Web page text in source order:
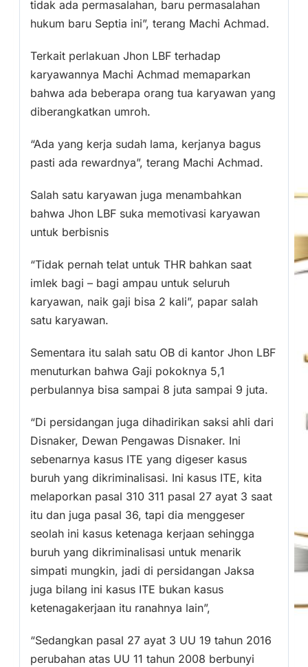
tidak ada permasalahan, baru permasalahan
hukum baru Septia ini”, terang Machi Achmad.
Terkait perlakuan Jhon LBF terhadap
karyawannya Machi Achmad memaparkan
bahwa ada beberapa orang tua karyawan yang
diberangkatkan umroh.
“Ada yang kerja sudah lama, kerjanya bagus
pasti ada rewardnya”, terang Machi Achmad.
Salah satu karyawan juga menambahkan
bahwa Jhon LBF suka memotivasi karyawan
untuk berbisnis
“Tidak pernah telat untuk THR bahkan saat
imlek bagi – bagi ampau untuk seluruh
karyawan, naik gaji bisa 2 kali”, papar salah
satu karyawan.
Sementara itu salah satu OB di kantor Jhon LBF
menuturkan bahwa Gaji pokoknya 5,1
perbulannya bisa sampai 8 juta sampai 9 juta.
“Di persidangan juga dihadirikan saksi ahli dari
Disnaker, Dewan Pengawas Disnaker. Ini
sebenarnya kasus ITE yang digeser kasus
buruh yang dikriminalisasi. Ini kasus ITE, kita
melaporkan pasal 310 311 pasal 27 ayat 3 saat
itu dan juga pasal 36, tapi dia menggeser
seolah ini kasus ketenaga kerjaan sehingga
buruh yang dikriminalisasi untuk menarik
simpati mungkin, jadi di persidangan Jaksa
juga bilang ini kasus ITE bukan kasus
ketenagakerjaan itu ranahnya lain”,
“Sedangkan pasal 27 ayat 3 UU 19 tahun 2016
perubahan atas UU 11 tahun 2008 berbunyi